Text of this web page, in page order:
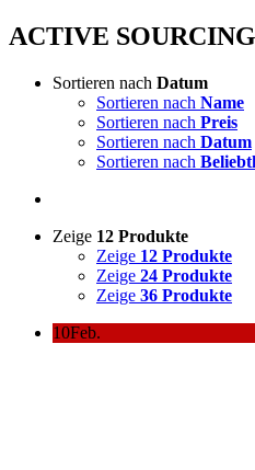
ACTIVE
Sortieren nach Datum
Sortieren nach Name
Sortieren nach Preis
Sortieren nach Datum
Sortieren nach
Zeige 12 Produkte
Zeige 12 Produkte
Zeige 24 Produkte
Zeige 36 Produkte
10Feb.